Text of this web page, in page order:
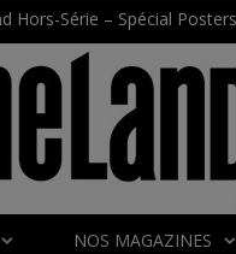
série TV Digimon en
NOS MAGAZINES